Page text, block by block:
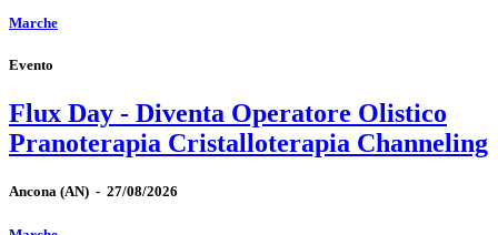
Marche
Evento
Flux Day - Diventa Operatore Olistico
Pranoterapia Cristalloterapia Channeling
Ancona (AN) - 27/08/2026